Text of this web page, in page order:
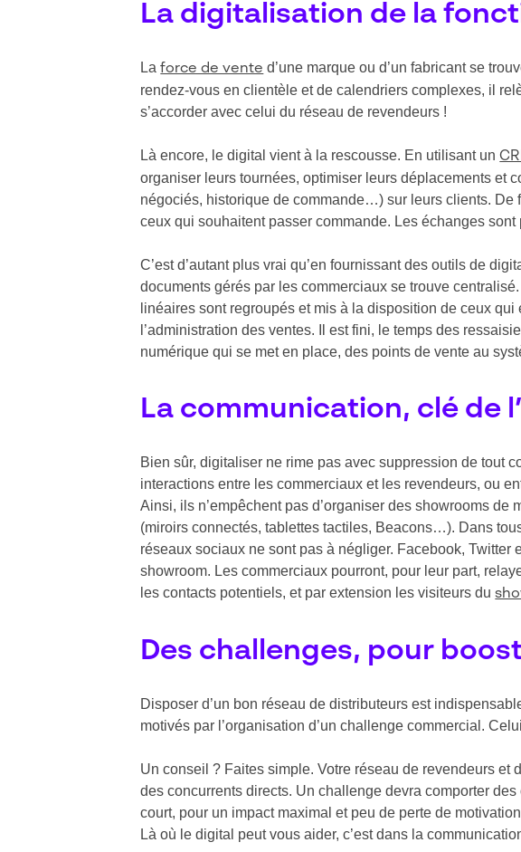
La digitalisation de la
Laforce de vente d’une marque ou d’un fabricant se
rendez-vous en clientèle et de calendriers complexes, il
s’accorder avec celui du réseau de revendeurs !
Là encore, le digital vient à la rescousse. En utilisant un
organiser leurs tournées, optimiser leurs déplacements et
négociés, historique de commande…) sur leurs clients.
ceux qui souhaitent passer commande. Les échanges
C’est d’autant plus vrai qu’en fournissant des outils de
documents gérés par les commerciaux se trouve
linéaires sont regroupés et mis à la disposition de ceux
l’administration des ventes. Il est fini, le temps des
numérique qui se met en place, des points de vente au
La communication, clé de
Bien sûr, digitaliser ne rime pas avec suppression de tout
interactions entre les commerciaux et les revendeurs, ou
Ainsi, ils n’empêchent pas d’organiser des showrooms
(miroirs connectés, tablettes tactiles, Beacons…). Dans
réseaux sociaux ne sont pas à négliger. Facebook,
showroom. Les commerciaux pourront, pour leur part,
les contacts potentiels, et par extension les visiteurs du
Des challenges, pour
Disposer d’un bon réseau de distributeurs est
motivés par l’organisation d’un challenge commercial.
Un conseil ? Faites simple. Votre réseau de revendeurs et
des concurrents directs. Un challenge devra comporter
court, pour un impact maximal et peu de perte de
Là où le digital peut vous aider, c’est dans la